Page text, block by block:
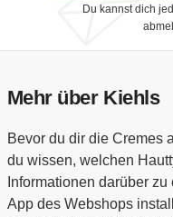
Du kannst dich
Mehr über Kiehls
Bevor du dir die Cremes
du wissen, welchen
Informationen darüber
App des Webshops